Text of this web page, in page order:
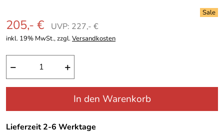
205,- € UVP: 227,- €
inkl. 19% MwSt., zzgl.Versandkosten
− +
In den Warenkorb
Lieferzeit 2-6 Werktage